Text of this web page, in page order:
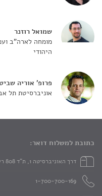
שמואל רוזנר
מומחה לארה"ב
היהודי
פרופ' אוריה שביט
אוניברסיטת תל
כתובת למשלוח דואר:
דרך האוניברסיטה 1, ת"ד 808 רעננה 4353701
1-700-700-169